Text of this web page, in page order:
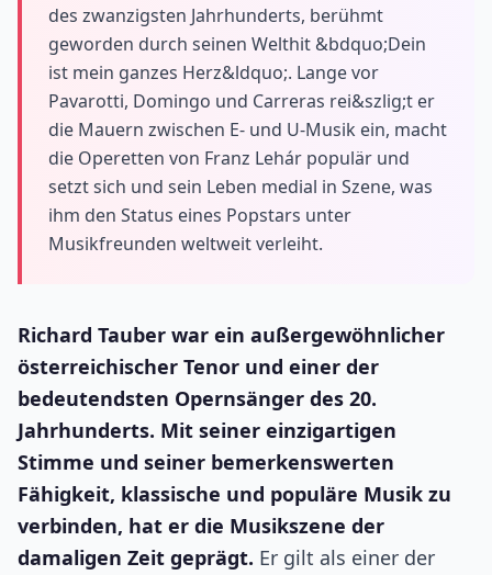
des zwanzigsten Jahrhunderts, berühmt
geworden durch seinen Welthit &bdquo;Dein
ist mein ganzes Herz&ldquo;. Lange vor
Pavarotti, Domingo und Carreras rei&szlig;t er
die Mauern zwischen E- und U-Musik ein, macht
die Operetten von Franz Lehár populär und
setzt sich und sein Leben medial in Szene, was
ihm den Status eines Popstars unter
Musikfreunden weltweit verleiht.
Richard Tauber war ein außergewöhnlicher
österreichischer Tenor und einer der
bedeutendsten Opernsänger des 20.
Jahrhunderts. Mit seiner einzigartigen
Stimme und seiner bemerkenswerten
Fähigkeit, klassische und populäre Musik zu
verbinden, hat er die Musikszene der
damaligen Zeit geprägt. Er gilt als einer der